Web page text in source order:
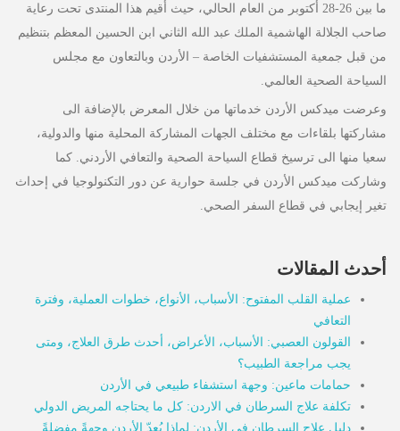
ما بين 26-28 أكتوبر من العام الحالي، حيث أقيم هذا المنتدى تحت رعاية
صاحب الجلالة الهاشمية الملك عبد الله الثاني ابن الحسين المعظم بتنظيم
من قبل جمعية المستشفيات الخاصة – الأردن وبالتعاون مع مجلس
السياحة الصحية العالمي.
وعرضت ميدكس الأردن خدماتها من خلال المعرض بالإضافة الى
مشاركتها بلقاءات مع مختلف الجهات المشاركة المحلية منها والدولية،
سعيا منها الى ترسيخ قطاع السياحة الصحية والتعافي الأردني. كما
وشاركت ميدكس الأردن في جلسة حوارية عن دور التكنولوجيا في إحداث
تغير إيجابي في قطاع السفر الصحي.
أحدث المقالات
عملية القلب المفتوح: الأسباب، الأنواع، خطوات العملية، وفترة
التعافي
القولون العصبي: الأسباب، الأعراض، أحدث طرق العلاج، ومتى
يجب مراجعة الطبيب؟
حمامات ماعين: وجهة استشفاء طبيعي في الأردن
تكلفة علاج السرطان في الاردن: كل ما يحتاجه المريض الدولي
دليل علاج السرطان في الأردن: لماذا يُعدّ الأردن وجهةً مفضلةً